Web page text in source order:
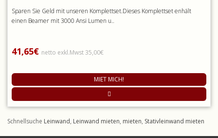
Sparen Sie Geld mit unseren Komplettset.Dieses Komplettset enhält
einen Beamer mit 3000 Ansi Lumen u..
41,65€ netto exkl.Mwst 35,00€
MIET MICH!
Schnellsuche Leinwand, Leinwand mieten, mieten, Stativleinwand mieten